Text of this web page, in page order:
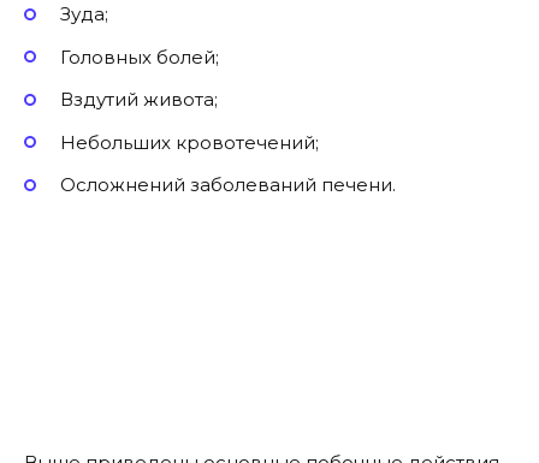
Зуда;
Головных болей;
Вздутий живота;
Небольших кровотечений;
Осложнений заболеваний печени.